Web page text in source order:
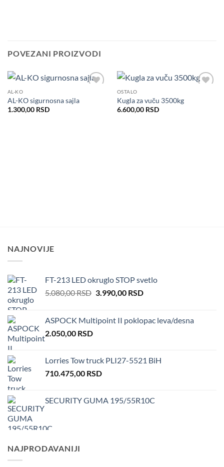
POVEZANI PROIZVODI
AL-KO
AL-KO sigurnosna sajla
1.300,00 RSD
OSTALO
Kugla za vuču 3500kg
6.600,00 RSD
NAJNOVIJE
FT-213 LED okruglo STOP svetlo
5.080,00RSD Original
5.080,00 RSD.
3.990,00 RSDCurrent
3.990,00 RSD.
ASPOCK Multipoint II poklopac leva/desna
2.050,00 RSD
Lorries Tow truck PLI27-5521 BiH
710.475,00 RSD
SECURITY GUMA 195/55R10C
NAJPRODAVANIJI